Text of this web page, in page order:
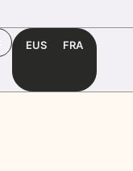
EUS FRA